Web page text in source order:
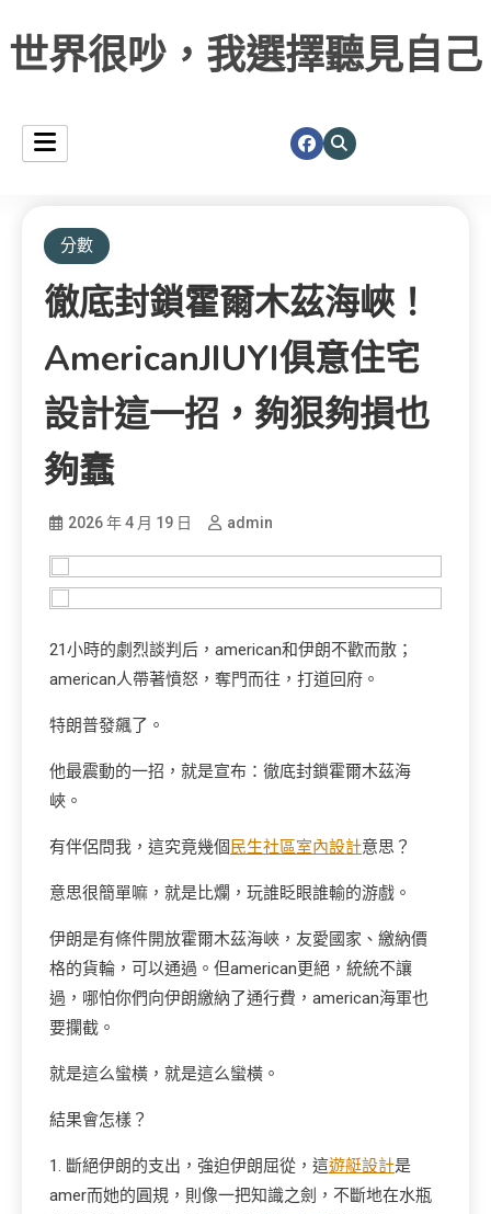
世界很吵，我選擇聽見自己
分數
徹底封鎖霍爾木茲海峽！
AmericanJIUYI俱意住宅
設計這一招，夠狠夠損也
夠蠢
2026 年 4 月 19 日 admin
21小時的劇烈談判后，american和伊朗不歡而散；
american人帶著憤怒，奪門而往，打道回府。
特朗普發飆了。
他最震動的一招，就是宣布：徹底封鎖霍爾木茲海
峽。
有伴侶問我，這究竟幾個 民生社區室內設計意思？
意思很簡單嘛，就是比爛，玩誰眨眼誰輸的游戲。
伊朗是有條件開放霍爾木茲海峽，友愛國家、繳納價
格的貨輪，可以通過。但american更絕，統統不讓
過，哪怕你們向伊朗繳納了通行費，american海軍也
要攔截。
就是這么蠻橫，就是這么蠻橫。
結果會怎樣？
1. 斷絕伊朗的支出，強迫伊朗屈從，這遊艇設計是
amer而她的圓規，則像一把知識之劍，不斷地在水瓶